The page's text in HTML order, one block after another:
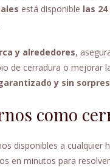
está disponible las
y alrededores,
de cerradura o mejorar
y sin
como
disponibles a cualquier
en minutos para